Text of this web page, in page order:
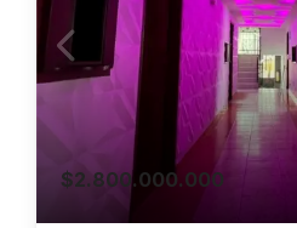
$2.800.000.000